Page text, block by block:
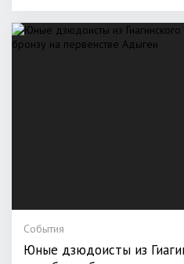
События
Юные дзюдоисты из